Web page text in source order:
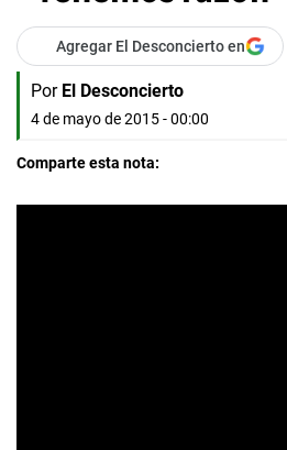
Agregar El Desconcierto en
Por El Desconcierto
4 de mayo de 2015 - 00:00
Comparte esta nota: